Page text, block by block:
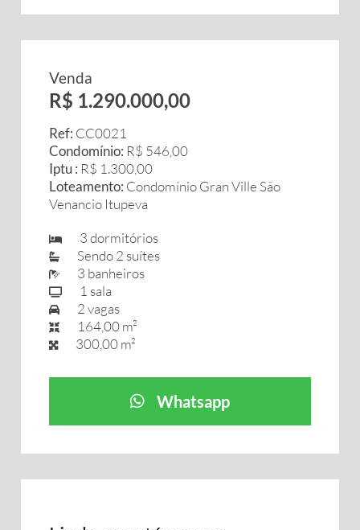
Venda
R$ 1.290.000,00
Ref: CC0021
Condomínio: R$ 546,00
Iptu : R$ 1.300,00
Loteamento: Condomínio Gran Ville São
Venancio Itupeva
3 dormitórios
Sendo 2 suítes
3 banheiros
1 sala
2 vagas
164,00 m²
300,00 m²
Whatsapp